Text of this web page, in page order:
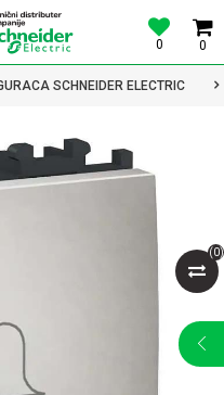
0
0
SCHNEIDER ELECTRIC
(0)